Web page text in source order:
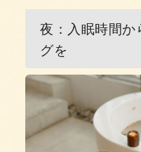
夜：入眠時間か
グを